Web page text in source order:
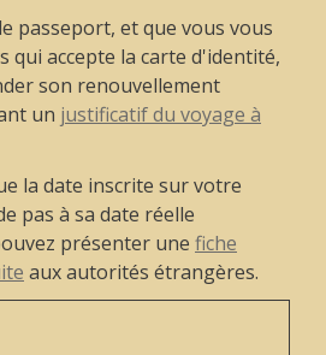
passeport, et que vous vous
qui accepte la carte d'identité,
son renouvellement
un justificatif du voyage à
la date inscrite sur votre
pas à sa date réelle
présenter une fiche
aux autorités étrangères.